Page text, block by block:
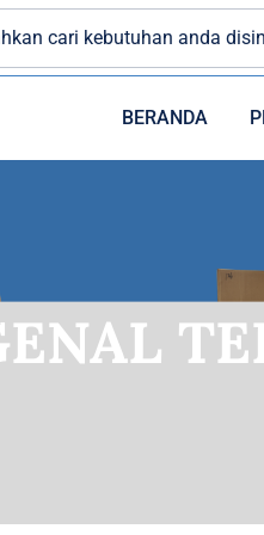
BERANDA